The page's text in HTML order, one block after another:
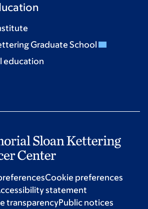
Graduate School
education
Cookie preferences
statement
transparencyPublic notices